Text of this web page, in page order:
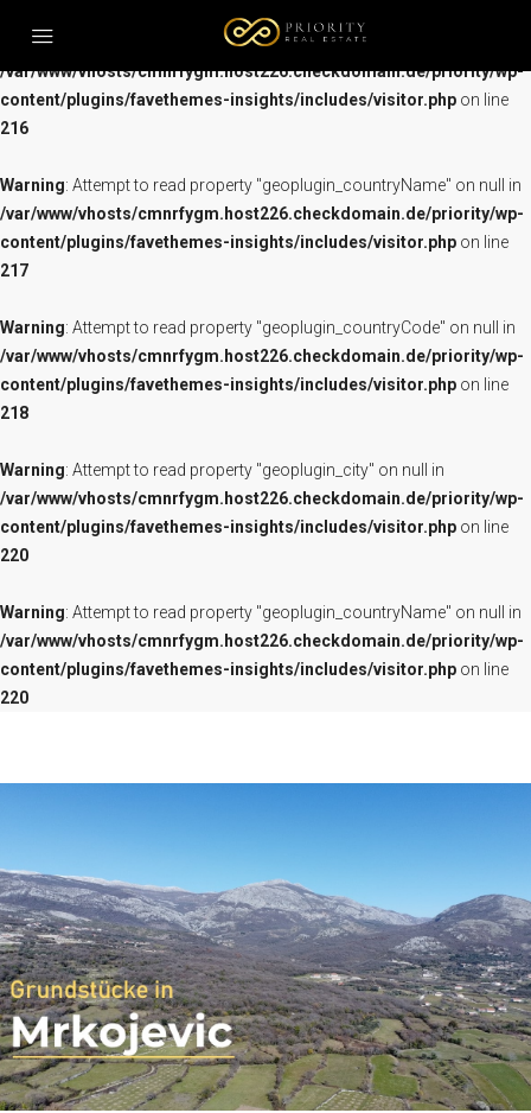
Warning
: Attempt to read property "geoplugin_city" on null in
/var/www/vhosts/cmnrfygm.host226.checkdomain.de/priority/wp-
content/plugins/favethemes-insights/includes/visitor.php on line
216
Warning: Attempt to read property "geoplugin_countryName" on null in
/var/www/vhosts/cmnrfygm.host226.checkdomain.de/priority/wp-
content/plugins/favethemes-insights/includes/visitor.php on line
217
Warning: Attempt to read property "geoplugin_countryCode" on null in
/var/www/vhosts/cmnrfygm.host226.checkdomain.de/priority/wp-
content/plugins/favethemes-insights/includes/visitor.php on line
218
Warning: Attempt to read property "geoplugin_city" on null in
/var/www/vhosts/cmnrfygm.host226.checkdomain.de/priority/wp-
content/plugins/favethemes-insights/includes/visitor.php on line
220
Warning: Attempt to read property "geoplugin_countryName" on null in
/var/www/vhosts/cmnrfygm.host226.checkdomain.de/priority/wp-
content/plugins/favethemes-insights/includes/visitor.php on line
220
HOME
PODGORICA
ULCINJ
IMMOBILIEN TOUR
FIRMENGRÜNDUNG
IMMOBILIENSUCHE
WER WIR SIND
KONTAKT
SUCHEN
IMPRESSUM